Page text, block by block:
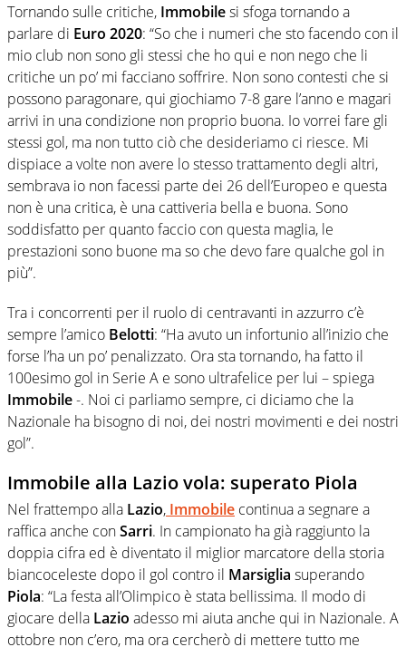
Tornando sulle critiche, Immobilesi sfoga tornando a
parlare di Euro 2020: “So che i numeri che sto facendo con il
mio club non sono gli stessi che ho qui e non nego che li
critiche un po’ mi facciano soffrire. Non sono contesti che si
possono paragonare, qui giochiamo 7-8 gare l’anno e magari
arrivi in una condizione non proprio buona. Io vorrei fare gli
stessi gol, ma non tutto ciò che desideriamo ci riesce. Mi
dispiace a volte non avere lo stesso trattamento degli altri,
sembrava io non facessi parte dei 26 dell’Europeo e questa
non è una critica, è una cattiveria bella e buona. Sono
soddisfatto per quanto faccio con questa maglia, le
prestazioni sono buone ma so che devo fare qualche gol in
più”.
Tra i concorrenti per il ruolo di centravanti in azzurro c’è
sempre l’amico Belotti: “Ha avuto un infortunio all’inizio che
forse l’ha un po’ penalizzato. Ora sta tornando, ha fatto il
100esimo gol in Serie A e sono ultrafelice per lui – spiega
Immobile-. Noi ci parliamo sempre, ci diciamo che la
Nazionale ha bisogno di noi, dei nostri movimenti e dei nostri
gol”.
Immobile alla Lazio vola: superato Piola
Nel frattempo alla Lazio, Immobile continua a segnare a
raffica anche conSarri. In campionato ha già raggiunto la
doppia cifra ed è diventato il miglior marcatore della storia
biancoceleste dopo il gol contro il Marsiglia superando
Piola: “La festa all’Olimpico è stata bellissima. Il modo di
giocare della Lazio adesso mi aiuta anche qui in Nazionale. A
ottobre non c’ero, ma ora cercherò di mettere tutto me